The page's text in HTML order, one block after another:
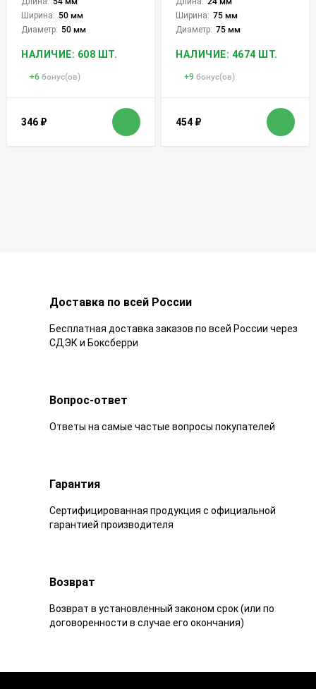
Ширина: 50 мм
Диаметр: 50 мм
НАЛИЧИЕ: 608 ШТ.
+6 бонус(ов)
346 ₽
Ширина: 75 мм
Диаметр: 75 мм
НАЛИЧИЕ: 4674 ШТ.
+9 бонус(ов)
454 ₽
Доставка по всей России
Бесплатная доставка заказов по всей России через
СДЭК и Боксберри
Вопрос-ответ
Ответы на самые частые вопросы покупателей
Гарантия
Сертифицированная продукция с официальной
гарантией производителя
Возврат
Возврат в установленный законом срок (или по
договоренности в случае его окончания)